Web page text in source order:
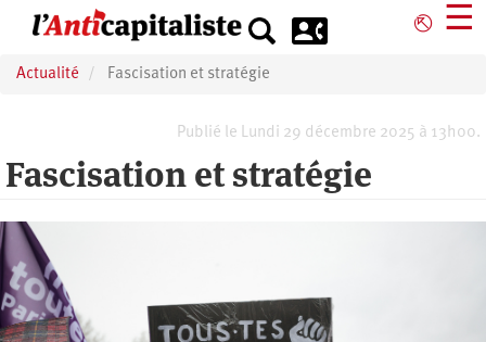
principal
⎋ ☰
Actualité Fascisation et stratégie
Publié le Lundi 29 décembre 2025 à 13h00.
Fascisation et stratégie